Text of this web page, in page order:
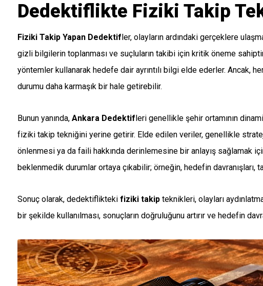
Dedektiflikte Fiziki Takip
Fiziki Takip Yapan Dedektifler, olayların ardındaki gerçeklere
gizli bilgilerin toplanması ve suçluların takibi için kritik öneme
yöntemler kullanarak hedefe dair ayrıntılı bilgi elde ederler. Ancak,
durumu daha karmaşık bir hale getirebilir.
Bunun yanında, Ankara Dedektifleri genellikle şehir ortamının
fiziki takip tekniğini yerine getirir. Elde edilen veriler, genellikle
önlenmesi ya da faili hakkında derinlemesine bir anlayış sağlamak
beklenmedik durumlar ortaya çıkabilir; örneğin, hedefin
Sonuç olarak, dedektiflikteki fiziki takipteknikleri, olayları
bir şekilde kullanılması, sonuçların doğruluğunu artırır ve hedefin